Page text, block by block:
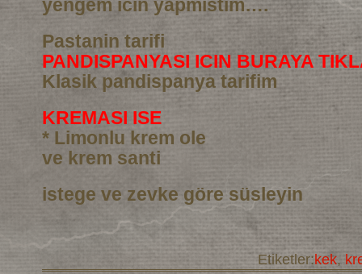
yengem icin yapmistim….
Pastanin tarifi
PANDISPANYASI ICIN BURAYA
Klasik pandispanya tarifim
KREMASI ISE
* Limonlu krem ole
ve krem santi
istege ve zevke göre süsleyin
Etiketler:kek,